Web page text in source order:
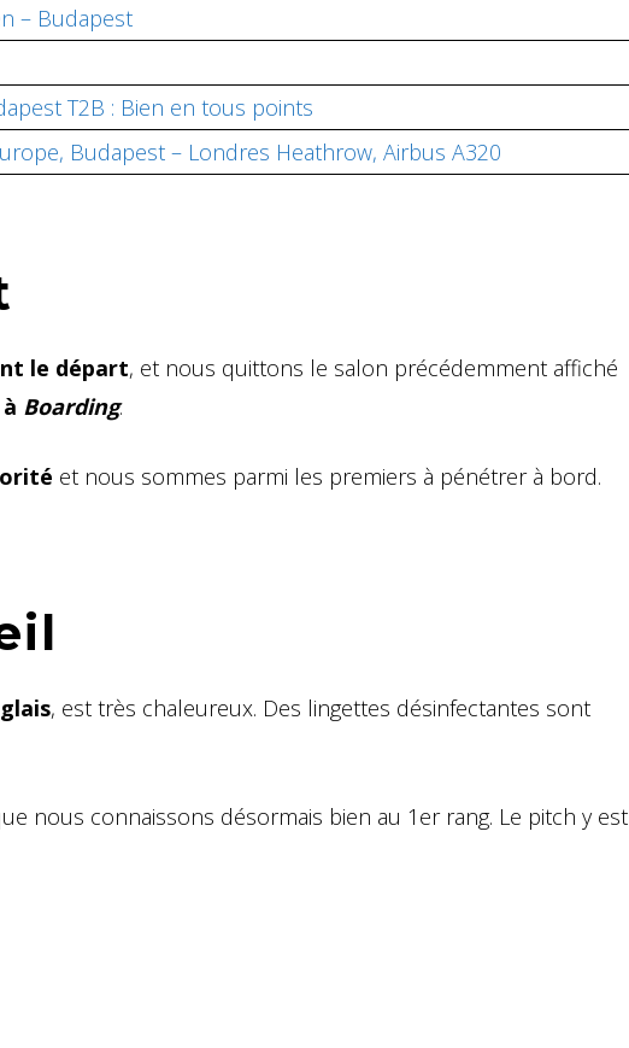
– Budapest
T2B : Bien en tous points
Budapest – Londres Heathrow, Airbus A320
le départ, et nous quittons le salon précédemment affiché
Boarding.
et nous sommes parmi les premiers à pénétrer à bord.
, est très chaleureux. Des lingettes désinfectantes sont
nous connaissons désormais bien au 1er rang. Le pitch y est